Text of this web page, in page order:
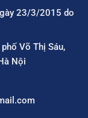
23/3/2015 do
Võ Thị Sáu,
Nội